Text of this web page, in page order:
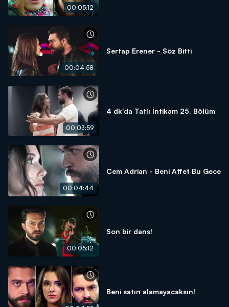
00:05:12
00:04:58
Sertap Erener - Söz Bitti
00:03:59
4 dk'da Tatlı İntikam 25. Bölüm
00:04:44
Cem Adrian - Beni Affet Bu Gece
00:05:12
Son bir dans!
Beni satın alamayacaksın!